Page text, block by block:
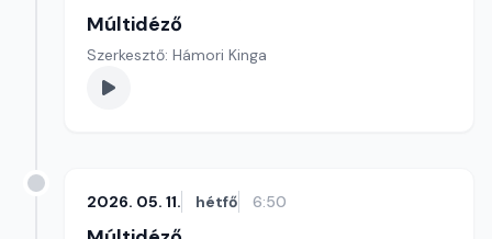
Múltidéző
Szerkesztő: Hámori Kinga
2026. 05. 11. hétfő 6:50